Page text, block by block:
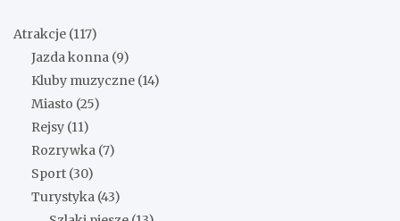
Atrakcje (117)
Jazda konna (9)
Kluby muzyczne (14)
Miasto (25)
Rejsy (11)
Rozrywka (7)
Sport (30)
Turystyka (43)